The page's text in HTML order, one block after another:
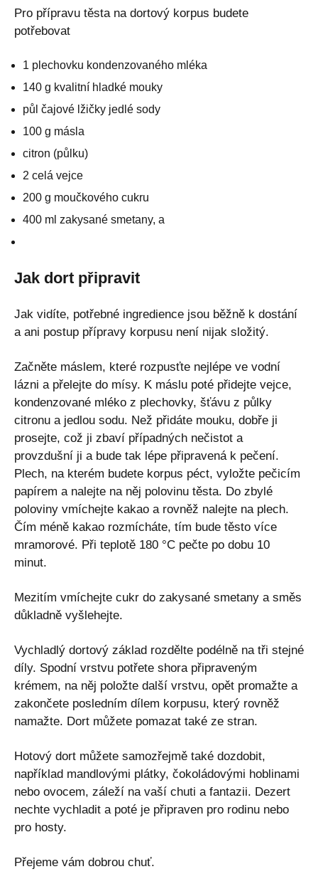
Pro přípravu těsta na dortový korpus budete
potřebovat
1 plechovku kondenzovaného mléka
140 g kvalitní hladké mouky
půl čajové lžičky jedlé sody
100 g másla
citron (půlku)
2 celá vejce
200 g moučkového cukru
400 ml zakysané smetany, a
Jak dort připravit
Jak vidíte, potřebné ingredience jsou běžně k dostání
a ani postup přípravy korpusu není nijak složitý.
Začněte máslem, které rozpusťte nejlépe ve vodní
lázni a přelejte do mísy. K máslu poté přidejte vejce,
kondenzované mléko z plechovky, šťávu z půlky
citronu a jedlou sodu. Než přidáte mouku, dobře ji
prosejte, což ji zbaví případných nečistot a
provzdušní ji a bude tak lépe připravená k pečení.
Plech, na kterém budete korpus péct, vyložte pečicím
papírem a nalejte na něj polovinu těsta. Do zbylé
poloviny vmíchejte kakao a rovněž nalejte na plech.
Čím méně kakao rozmícháte, tím bude těsto více
mramorové. Při teplotě 180 °C pečte po dobu 10
minut.
Mezitím vmíchejte cukr do zakysané smetany a směs
důkladně vyšlehejte.
Vychladlý dortový základ rozdělte podélně na tři stejné
díly. Spodní vrstvu potřete shora připraveným
krémem, na něj položte další vrstvu, opět promažte a
zakončete posledním dílem korpusu, který rovněž
namažte. Dort můžete pomazat také ze stran.
Hotový dort můžete samozřejmě také dozdobit,
například mandlovými plátky, čokoládovými hoblinami
nebo ovocem, záleží na vaší chuti a fantazii. Dezert
nechte vychladit a poté je připraven pro rodinu nebo
pro hosty.
Přejeme vám dobrou chuť.